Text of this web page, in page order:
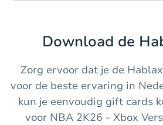
Download de
Zorg ervoor dat je de
voor de beste ervaring in
kun je eenvoudig gift cards
voor NBA 2K26 - Xbox